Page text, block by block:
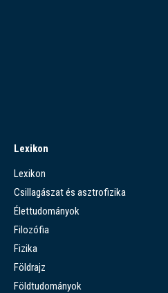
Lexikon
Lexikon
Csillagászat és asztrofizika
Élettudományok
Filozófia
Fizika
Földrajz
Földtudományok